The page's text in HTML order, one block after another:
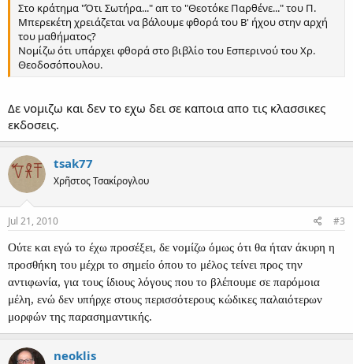
Στο κράτημα "Ότι Σωτήρα..." απ το "Θεοτόκε Παρθένε..." του Π.
Μπερεκέτη χρειάζεται να βάλουμε φθορά του Β' ήχου στην αρχή
του μαθήματος?
Νομίζω ότι υπάρχει φθορά στο βιβλίο του Εσπερινού του Χρ.
Θεοδοσόπουλου.
Δε νομιζω και δεν το εχω δει σε καποια απο τις κλασσικες
εκδοσεις.
tsak77
Χρῆστος Τσακίρογλου
Jul 21, 2010 #3
Ούτε και εγώ το έχω προσέξει, δε νομίζω όμως ότι θα ήταν άκυρη η
προσθήκη του μέχρι το σημείο όπου το μέλος τείνει προς την
αντιφωνία, για τους ίδιους λόγους που το βλέπουμε σε παρόμοια
μέλη, ενώ δεν υπήρχε στους περισσότερους κώδικες παλαιότερων
μορφών της παρασημαντικής.
neoklis